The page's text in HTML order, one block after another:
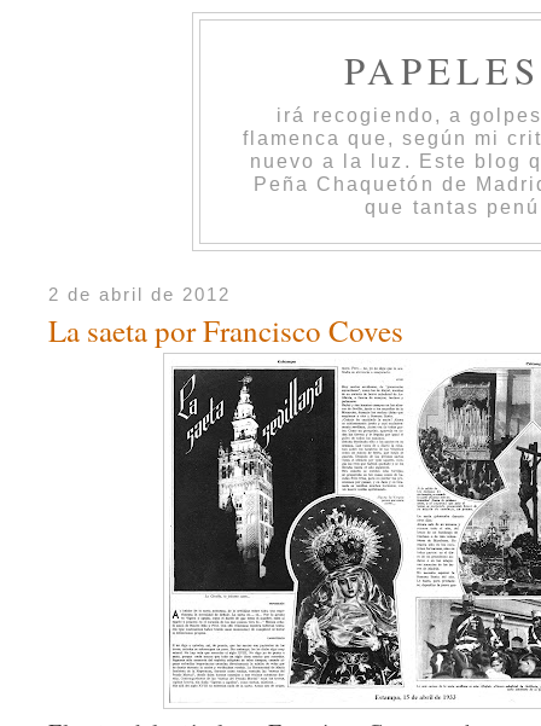
irá recogiendo, a
flamenca que, según mi
nuevo a la luz. Este blog
Peña Chaquetón de
que tantas
2 de abril de 2012
La saeta por Francisco Coves